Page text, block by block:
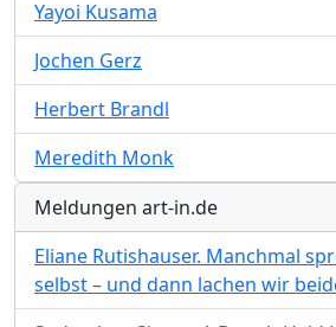
Yayoi Kusama
Jochen Gerz
Herbert Brandl
Meredith Monk
Meldungen art-in.de
Eliane Rutishauser. Manchmal
selbst – und dann lachen wir